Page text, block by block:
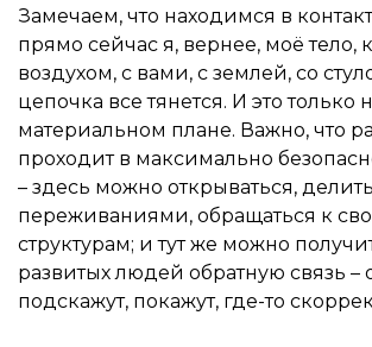
Замечаем, что находимся в
прямо сейчас я, вернее, моё тело,
воздухом, с вами, с землей, со
цепочка все тянется. И это только
материальном плане. Важно, что
проходит в максимально
– здесь можно открываться,
переживаниями, обращаться к
структурам; и тут же можно
развитых людей обратную связь –
подскажут, покажут, где-то